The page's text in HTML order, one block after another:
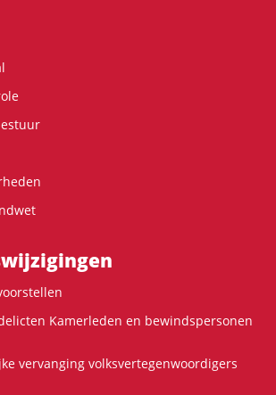
Kamerleden en bewindspersonen
vervanging volksvertegenwoordigers